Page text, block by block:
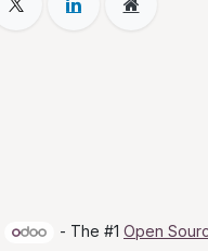
- The #1 Open